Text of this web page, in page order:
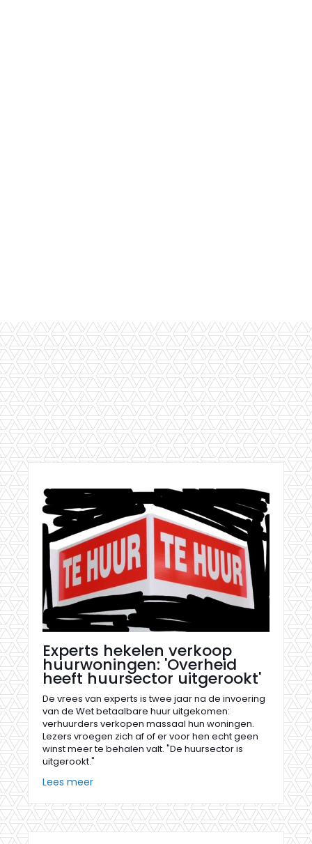
Experts hekelen verkoop
huurwoningen: 'Overheid
heeft huursector uitgerookt'
De vrees van experts is twee jaar na de invoering
van de Wet betaalbare huur uitgekomen:
verhuurders verkopen massaal hun woningen.
Lezers vroegen zich af of er voor hen echt geen
winst meer te behalen valt. "De huursector is
uitgerookt."
Lees meer